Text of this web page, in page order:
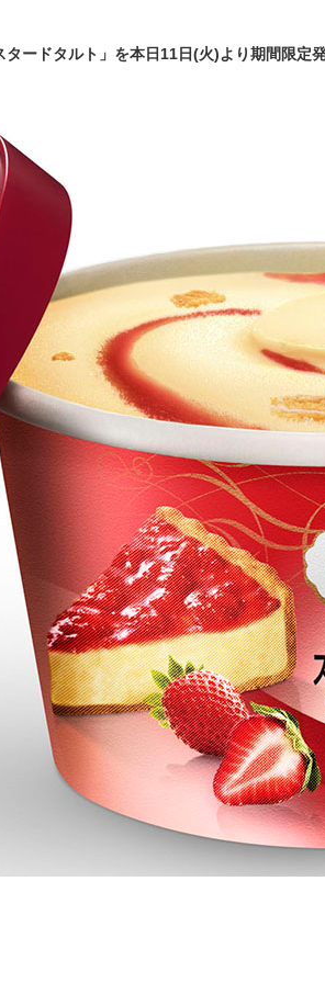
ードタルト」を本日11日(火)より期間限定